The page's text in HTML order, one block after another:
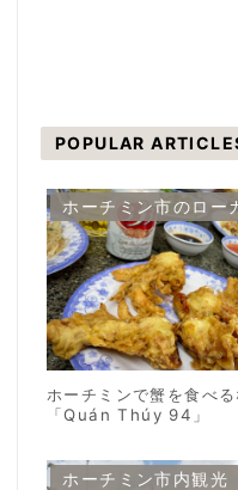
POPULAR
ホーチミンで蟹を食べ
「Quán Thúy 94」
ホーチミン市内観光